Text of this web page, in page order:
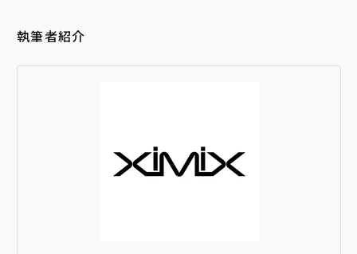
執筆者紹介